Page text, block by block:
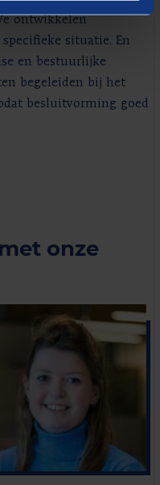
ontwikkelen
situatie. En
en bestuurlijke
begeleiden bij het
besluitvorming goed
onze